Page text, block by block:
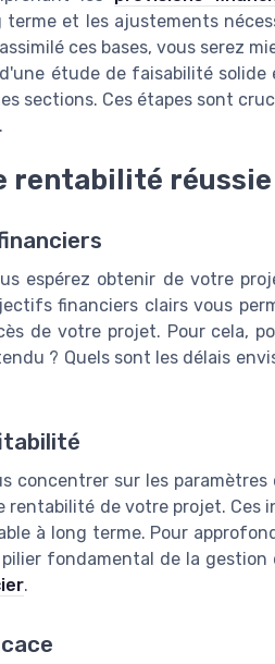
et les ajustements
ces bases, vous serez
étude de faisabilité
sections. Ces étapes sont
rentabilité réussie
espérez obtenir de votre
financiers clairs vous
de votre projet. Pour cela,
? Quels sont les délais
concentrer sur les paramètres
de votre projet. Ces
à long terme. Pour
fondamental de la
.